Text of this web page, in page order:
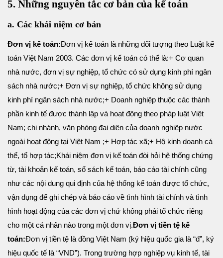
5. Những nguyên tắc cơ bản của kế toán
a. Các khái niệm cơ bản
Đơn vị kế toán:Đơn vị kế toán là những đối tượng theo Luật kế
toán Việt Nam 2003. Các đơn vị kế toán có thể là:+ Cơ quan
nhà nước, đơn vị sự nghiệp, tổ chức có sử dụng kinh phí ngân
sách nhà nước;+ Đơn vị sự nghiệp, tổ chức không sử dụng
kinh phí ngân sách nhà nước;+ Doanh nghiệp thuộc các thành
phần kinh tế được thành lập và hoạt động theo pháp luật Việt
Nam; chi nhánh, văn phòng đại diện của doanh nghiệp nước
ngoài hoạt động tại Việt Nam ;+ Hợp tác xã;+ Hộ kinh doanh cá
thể, tổ hợp tác;Khái niệm đơn vị kế toán đòi hỏi hệ thống chứng
từ, tài khoản kế toán, sổ sách kế toán, báo cáo tài chính cũng
như các nội dung qui định của hệ thống kế toán được tổ chức,
vận dụng để ghi chép và báo cáo về tình hình tài chính và tình
hình hoạt động của các đơn vị chứ không phải tổ chức riêng
cho một cá nhân nào trong một đơn vị.Đơn vị tiền tệ kế
toán:Đơn vị tiền tệ là đồng Việt Nam (ký hiệu quốc gia là “đ”, ký
hiệu quốc tế là “VND”). Trong trường hợp nghiệp vụ kinh tế, tài